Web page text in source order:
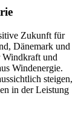
Zukunft für
Dänemark und
Windkraft und
Windenergie.
steigen,
in der Leistung